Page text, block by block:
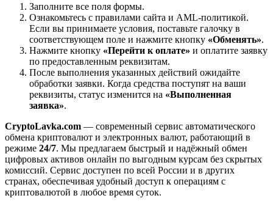
Заполните все поля формы.
Ознакомьтесь с правилами сайта и AML-политикой.
Если вы принимаете условия, поставьте галочку в
соответствующем поле и нажмите кнопку «Обменять».
Нажмите кнопку «Перейти к оплате» и оплатите заявку
по предоставленным реквизитам.
После выполнения указанных действий ожидайте
обработки заявки. Когда средства поступят на ваши
реквизиты, статус изменится на «Выполненная
заявка».
CryptoLavka.com — современный сервис автоматического
обмена криптовалют и электронных валют, работающий в
режиме 24/7. Мы предлагаем быстрый и надёжный обмен
цифровых активов онлайн по выгодным курсам без скрытых
комиссий. Сервис доступен по всей России и в других
странах, обеспечивая удобный доступ к операциям с
криптовалютой в любое время суток.